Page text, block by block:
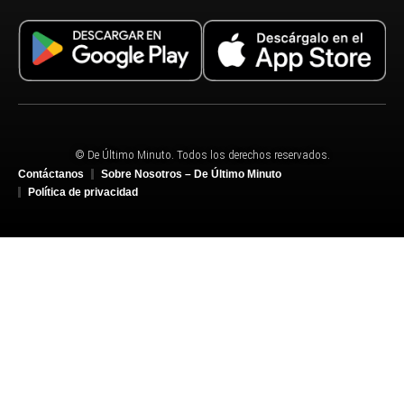
© De Último Minuto. Todos los derechos reservados.
Contáctanos
Sobre Nosotros – De Último Minuto
Política de privacidad